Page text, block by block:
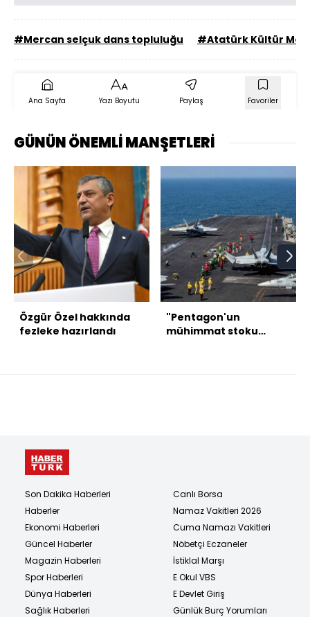
#Mercan selçuk dans topluluğu #Atatürk Kültür
Ana Sayfa Yazı Boyutu Paylaş Favoriler
GÜNÜN ÖNEMLİ MANŞETLERİ
Özgür Özel hakkında
fezleke hazırlandı
"Pentagon'un
mühimmat stoku
Son Dakika Haberleri
Haberler
Ekonomi Haberleri
Güncel Haberler
Magazin Haberleri
Spor Haberleri
Dünya Haberleri
Sağlık Haberleri
Canlı Borsa
Namaz Vakitleri 2026
Cuma Namazı Vakitleri
Nöbetçi Eczaneler
İstiklal Marşı
E Okul VBS
E Devlet Giriş
Günlük Burç Yorumları